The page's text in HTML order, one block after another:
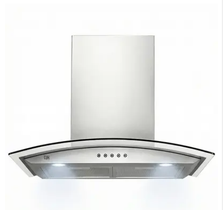
Medios de Pago ×